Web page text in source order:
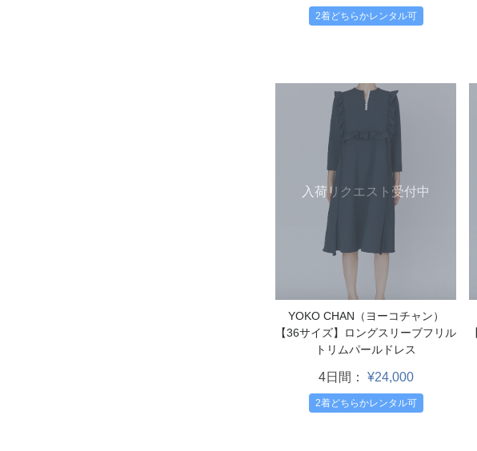
2着どちらかレンタル可
入荷リクエスト受付中
YOKO CHAN（ヨーコチャン）
【36サイズ】ロングスリーブフリル
トリムパールドレス
4日間： ¥24,000
2着どちらかレンタル可